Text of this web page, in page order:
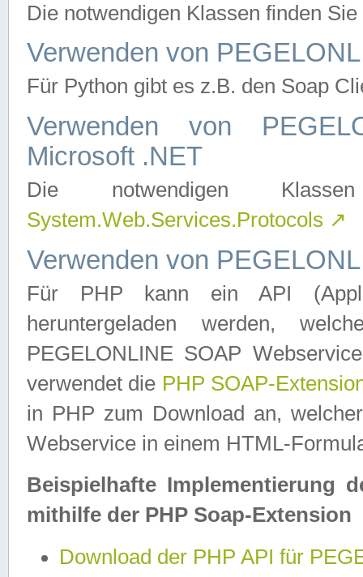
Die notwendigen Klassen finden
Verwenden von
Für Python gibt es z.B. den Soap
Verwenden von
Microsoft .NET
Die notwendigen
System.Web.Services.Protocols ↗
Verwenden von
Für PHP kann ein API
heruntergeladen werden,
PEGELONLINE SOAP
verwendet die PHP SOAP-
in PHP zum Download an,
Webservice in einem HTML-
Beispielhafte Implementierung
mithilfe der PHP Soap-Extension
Download der PHP API für